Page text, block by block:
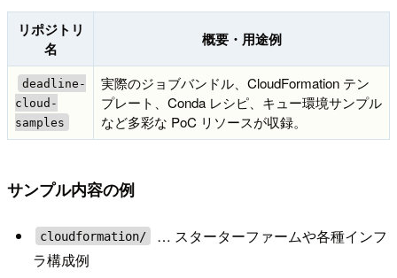
リポジトリ
名
概要・用途例
deadline-
cloud-
samples
実際のジョブバンドル、CloudFormation テン
プレート、Conda レシピ、キュー環境サンプル
など多彩な PoC リソースが収録。
サンプル内容の例
cloudformation/
… スターターファームや各種インフ
ラ構成例